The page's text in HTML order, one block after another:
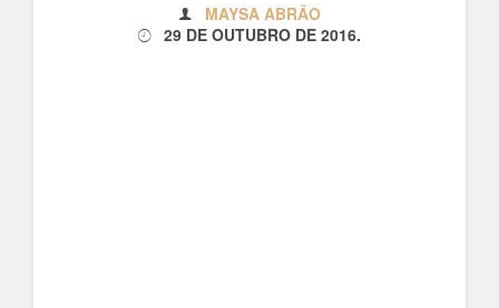
MAYSA ABRÃO
29 DE OUTUBRO DE 2016.